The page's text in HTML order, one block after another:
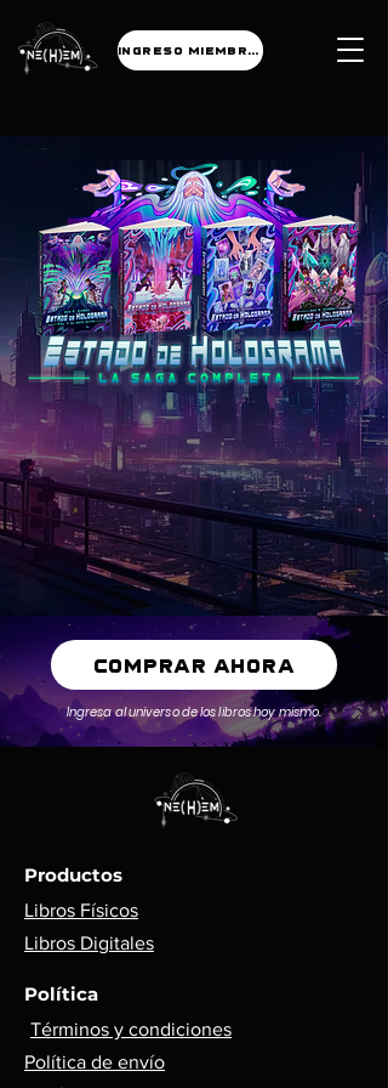
INGRESO MIEMBROS
COMPRAR AHORA
Ingresa al universo de los libros hoy mismo.
Productos
Libros Físicos
Libros Digitales
Política
Términos y condiciones
Política de envío